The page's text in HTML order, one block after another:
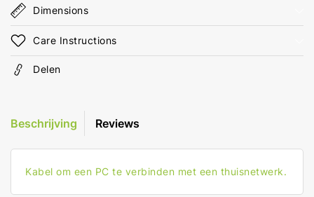
Dimensions
Care Instructions
Delen
Beschrijving Reviews
Kabel om een PC te verbinden met een thuisnetwerk.